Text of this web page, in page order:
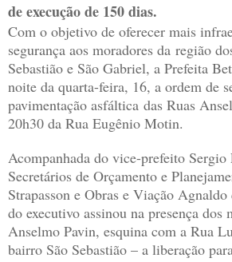
de execução de 150 dias.
Com o objetivo de oferecer mais
segurança aos moradores da região
Sebastião e São Gabriel, a Prefeita
noite da quarta-feira, 16, a ordem de
pavimentação asfáltica das Ruas
20h30 da Rua Eugênio Motin.
Acompanhada do vice-prefeito Sergio
Secretários de Orçamento e
Strapasson e Obras e Viação Agnaldo
do executivo assinou na presença dos
Anselmo Pavin, esquina com a Rua
bairro São Sebastião – a liberação